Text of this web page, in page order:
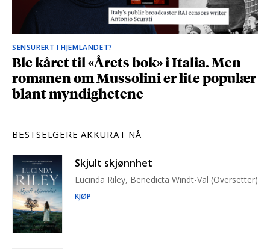
SENSURERT I HJEMLANDET?
Ble kåret til «Årets bok» i Italia. Men
romanen om Mussolini er lite populær
blant myndighetene
BESTSELGERE AKKURAT NÅ
Skjult skjønnhet
Lucinda Riley, Benedicta Windt-Val (Oversetter)
KJØP